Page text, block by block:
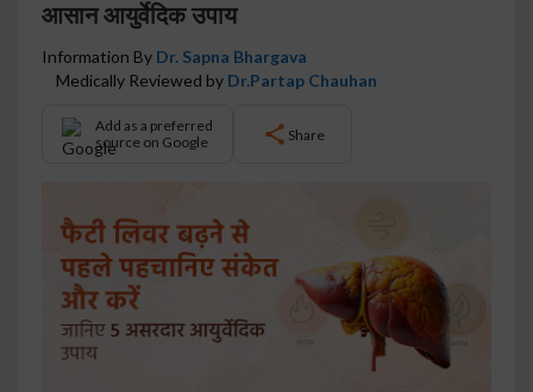
आसान आयुर्वेदिक उपाय
Information By Dr. Sapna Bhargava
Medically Reviewed by Dr.Partap Chauhan
Add as a preferred
source on Google
Share